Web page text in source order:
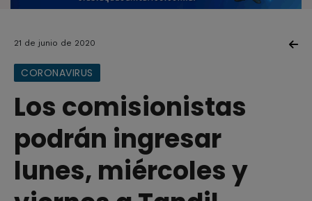
21 de junio de 2020
CORONAVIRUS
Los comisionistas
podrán ingresar
lunes, miércoles y